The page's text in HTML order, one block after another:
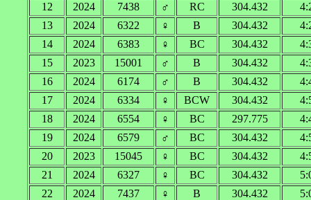
12
2024 7438 ♂ RC 304.432
13
2024 6322 ♀ B 304.432
14
2024 6383 ♀ BC 304.432
15
2023 15001 ♂ B 304.432
16
2024 6174 ♂ B 304.432
17
2024 6334 ♀ BCW 304.432
18
2024 6554 ♀ BC 297.775
19
2024 6579 ♂ BC 304.432
20
2023 15045 ♀ BC 304.432
21
2024 6327 ♀ BC 304.432
22
2024 7437 ♀ B 304.432